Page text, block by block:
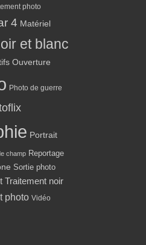
photo
4 Matériel
et blanc
Ouverture
Photo de guerre
Portrait
champ Reportage
Sortie photo
Traitement noir
photo Vidéo